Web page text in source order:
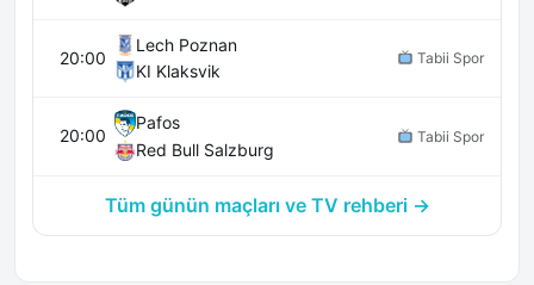
20:00
Lech Poznan
KI Klaksvik
Tabii Spor
20:00
Pafos
Red Bull Salzburg
Tabii Spor
Tüm günün maçları ve TV rehberi →